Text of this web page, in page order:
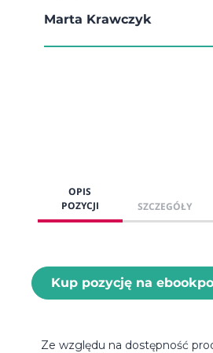
Marta Krawczyk
OPIS
POZYCJI
SZCZEGÓŁY
Kup pozycję na
Ze względu na dostępność